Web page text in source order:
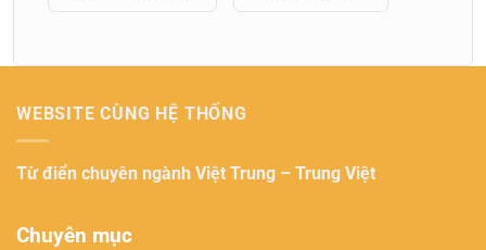
WEBSITE CÙNG HỆ THỐNG
Từ điển chuyên ngành Việt Trung – Trung Việt
Chuyên mục